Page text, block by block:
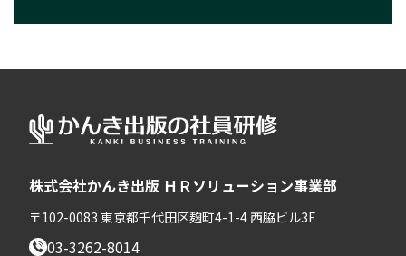
株式会社かんき出版 ＨＲソリューション事業部
〒102-0083 東京都千代田区麹町4-1-4 西脇ビル3F
03-3262-8014